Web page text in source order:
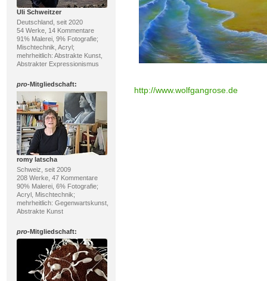
Uli Schweitzer
Deutschland, seit 2020
54 Werke, 14 Kommentare
91% Malerei, 9% Fotografie;
Mischtechnik, Acryl;
mehrheitlich: Abstrakte Kunst,
Abstrakter Expressionismus
pro-Mitgliedschaft:
romy latscha
Schweiz, seit 2009
208 Werke, 47 Kommentare
90% Malerei, 6% Fotografie;
Acryl, Mischtechnik;
mehrheitlich: Gegenwartskunst,
Abstrakte Kunst
pro-Mitgliedschaft:
http://www.wolfgangrose.de